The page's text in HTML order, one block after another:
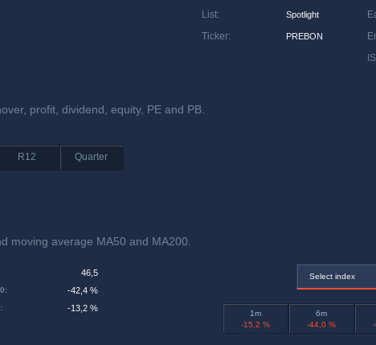
List: Spotlight
Ticker: PREBON
profit, dividend, equity, PE and PB.
R12 Quarter
moving average MA50 and MA200.
: -42,4 %
46,5
: -13,2 %
Select index
1m
-15,2 %
6m
-44,0 %